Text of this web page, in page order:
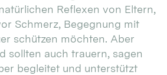
Reflexen von Eltern,
Schmerz, Begegnung mit
schützen möchten. Aber
sollten auch trauern, sagen
begleitet und unterstützt